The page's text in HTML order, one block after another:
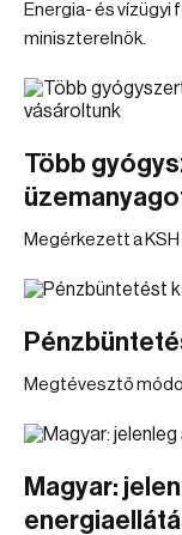
Energia- és vízügyi
miniszterelnök.
Több
Megérkezett a
Megtévesztő
Magyar: